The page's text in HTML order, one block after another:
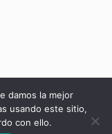
damos la mejor
usando este sitio,
con ello.